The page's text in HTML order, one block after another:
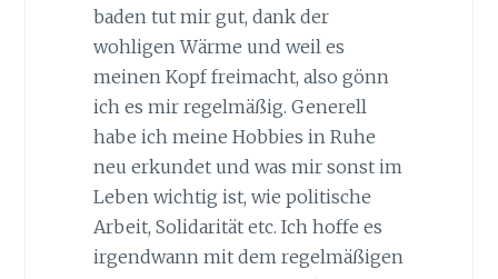
baden tut mir gut, dank der
wohligen Wärme und weil es
meinen Kopf freimacht, also gönn
ich es mir regelmäßig. Generell
habe ich meine Hobbies in Ruhe
neu erkundet und was mir sonst im
Leben wichtig ist, wie politische
Arbeit, Solidarität etc. Ich hoffe es
irgendwann mit dem regelmäßigen